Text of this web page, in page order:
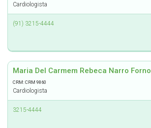
Cardiologista
(91) 3215-4444
Maria Del Carmem Rebeca Narro Forno
CRM: CRM 9860
Cardiologista
3215-4444